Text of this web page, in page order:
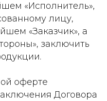
«Исполнитель»,
лицу,
«Заказчик», а
заключить
оферте
Договора